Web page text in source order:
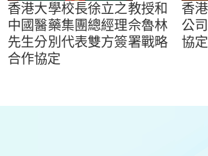
香港大學校長徐立之教授和
中國醫藥集團總經理佘魯林
先生分別代表雙方簽署戰略
合作協定
香
公
協